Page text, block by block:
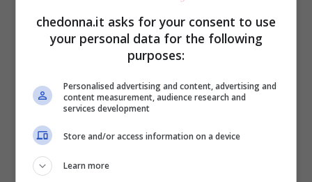
ritmi e ad affrontare il sonno con maggiore
serenità. È importante sottolineare che il
non è solo un oggetto, ma
studiato, in cui tutto è pensato per essere
a misura di bambino. La camera, infatti,
viene organizzata con mobili bassi, giochi
accessibili e decorazioni semplici, che
chedonna.it asks for your consent to use
your personal data for the following
purposes:
Personalised advertising and content, advertising and
content measurement, audience research and
services development
Store and/or access information on a device
Learn more